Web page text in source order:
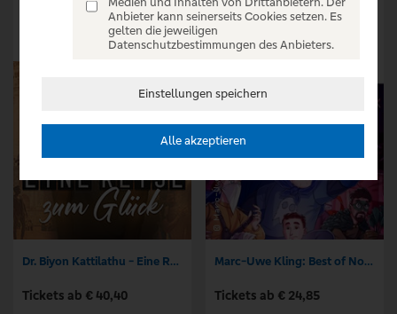
Tickets ab € 39,50
Tickets ab € 34,95
Tickets
Dr. Biyon Kattilathu - Eine Reise zum Glück
Tickets ab € 40,40
Marc-Uwe Kling: Best of Normal - Zero Heroes + Ticking Clock + Neues vom Känguru
Tickets ab € 24,85
Anbieter kann seinerseits Cookies setzen. Es
gelten die jeweiligen
Datenschutzbestimmungen des Anbieters.
Einstellungen speichern
Alle akzeptieren